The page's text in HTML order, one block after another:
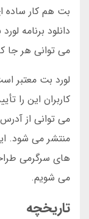
بت هم کار ساده
دانلود برنامه
می توانی هر جا
لورد بت معتبر
کاربران این را
می توانی از
منتشر می شود.
های سرگرمی
می شویم.
تاریخچه